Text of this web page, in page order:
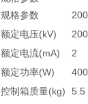
规格参数
额定电压(kV)
200
额定电流(mA)
2
额定功率(W)
400
控制箱质量(kg)
5.5